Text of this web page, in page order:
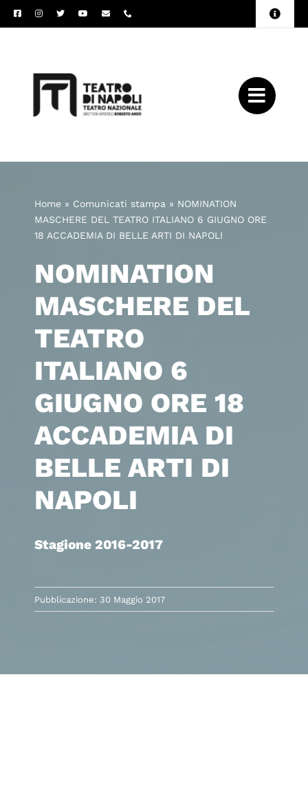
Salta
al
Toggle
Home» Comunicati stampa » NOMINATION
MASCHERE DEL TEATRO ITALIANO 6 GIUGNO ORE
18 ACCADEMIA DI BELLE ARTI DI NAPOLI
NOMINATION
MASCHERE DEL
TEATRO
ITALIANO 6
GIUGNO ORE 18
ACCADEMIA DI
BELLE ARTI DI
NAPOLI
Stagione 2016-2017
Pubblicazione: 30 Maggio 2017